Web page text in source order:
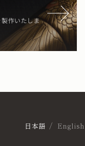
作いたしま
日本語 English